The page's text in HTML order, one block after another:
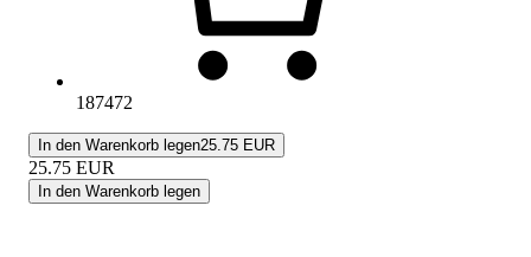
187472
In den Warenkorb legen25.75 EUR
25.75 EUR
In den Warenkorb legen